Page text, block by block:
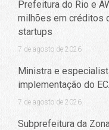
Prefeitura do Rio e
milhões em créditos
startups
7 de agosto de 2026
Ministra e
implementação do
7 de agosto de 2026
Subprefeitura da